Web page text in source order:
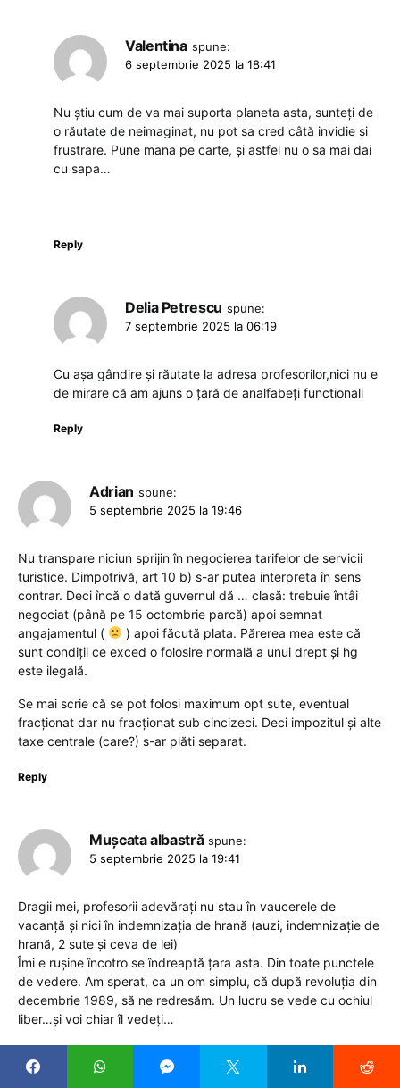
Valentina spune:
6 septembrie 2025 la 18:41
Nu știu cum de va mai suporta planeta asta, sunteți de
o răutate de neimaginat, nu pot sa cred câtă invidie și
frustrare. Pune mana pe carte, și astfel nu o sa mai dai
cu sapa…
Reply
Delia Petrescu spune:
7 septembrie 2025 la 06:19
Cu așa gândire și răutate la adresa profesorilor,nici nu e
de mirare că am ajuns o țară de analfabeți functionali
Reply
Adrian spune:
5 septembrie 2025 la 19:46
Nu transpare niciun sprijin în negocierea tarifelor de servicii
turistice. Dimpotrivă, art 10 b) s-ar putea interpreta în sens
contrar. Deci încă o dată guvernul dă … clasă: trebuie întâi
negociat (până pe 15 octombrie parcă) apoi semnat
angajamentul (
) apoi făcută plata. Părerea mea este că
sunt condiții ce exced o folosire normală a unui drept şi hg
este ilegală.
Se mai scrie că se pot folosi maximum opt sute, eventual
fracționat dar nu fracționat sub cincizeci. Deci impozitul şi alte
taxe centrale (care?) s-ar plăti separat.
Reply
Mușcata albastră spune:
5 septembrie 2025 la 19:41
Dragii mei, profesorii adevărați nu stau în vaucerele de
vacanță și nici în indemnizația de hrană (auzi, indemnizație de
hrană, 2 sute și ceva de lei)
Îmi e rușine încotro se îndreaptă țara asta. Din toate punctele
de vedere. Am sperat, ca un om simplu, că după revoluția din
decembrie 1989, să ne redresăm. Un lucru se vede cu ochiul
liber…și voi chiar îl vedeți…